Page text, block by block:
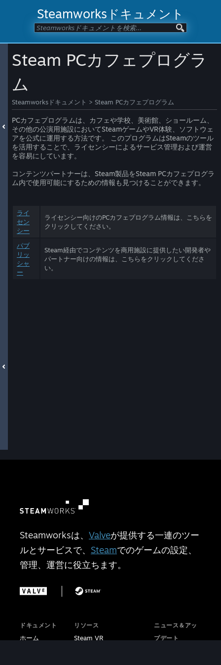
Steamworksドキュメント
Steam PCカフェプログラ
ム
Steamworksドキュメント > Steam PCカフェプログラム
PCカフェプログラムは、カフェや学校、美術館、ショールーム、
その他の公演用施設においてSteamゲームやVR体験、ソフトウェ
アを公式に運用する方法です。 このプログラムはSteamのツール
を活用することで、ライセンシーによるサービス管理および運営
を容易にしています。
コンテンツパートナーは、Steam製品をSteam PCカフェプログラ
ム内で使用可能にするための情報も見つけることができます。
ライ
セン
シー
ライセンシー向けのPCカフェプログラム情報は、こちらを
クリックしてください。
パブ
リッ
シャ
ー
Steam経由でコンテンツを商用施設に提供したい開発者や
パートナー向けの情報は、こちらをクリックしてくださ
い。
Steamworksは、 Valveが提供する一連のツー
ルとサービスで、 Steamでのゲームの設定、
管理、運営に役立ちます。
ドキュメント
ホーム
リソース
Steam VR
ニュース＆アッ
プデート